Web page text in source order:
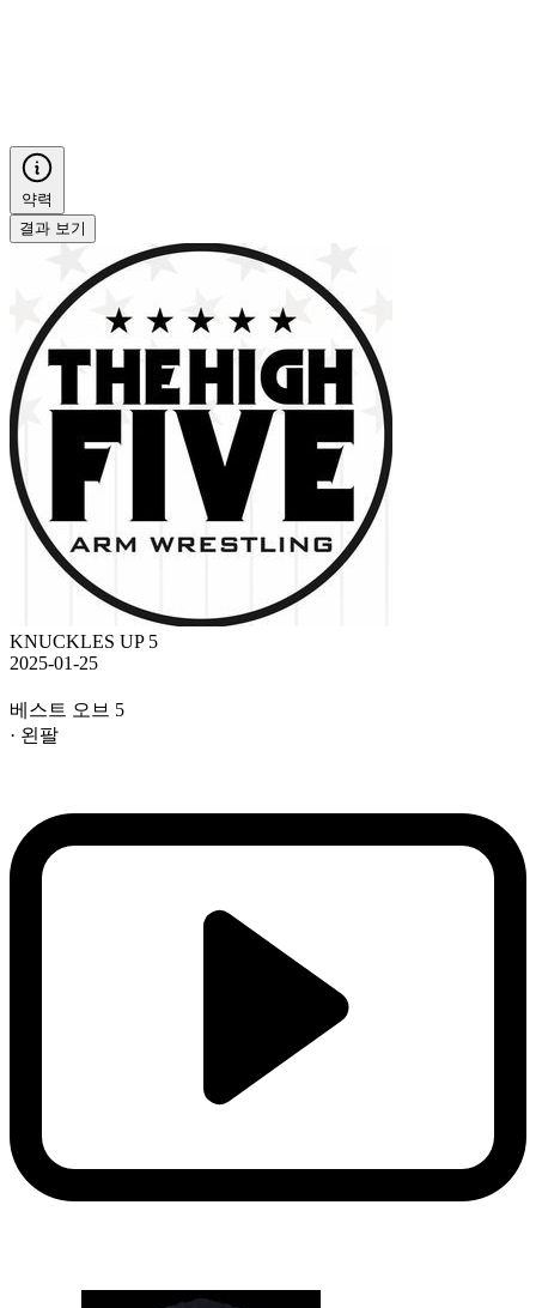
약력
결과 보기
KNUCKLES UP 5
2025-01-25
베스트 오브 5
· 왼팔